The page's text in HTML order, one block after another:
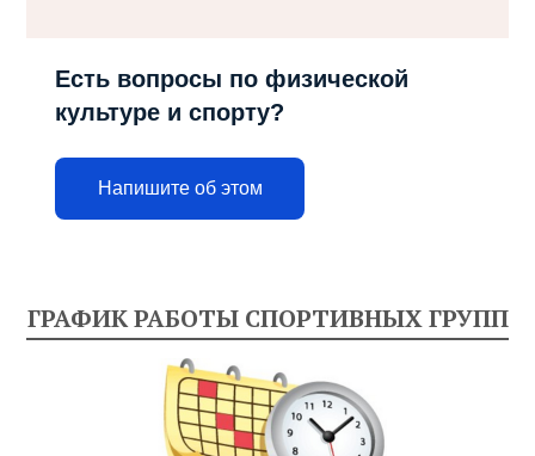
Есть вопросы по физической
культуре и спорту?
Напишите об этом
ГРАФИК РАБОТЫ СПОРТИВНЫХ ГРУПП